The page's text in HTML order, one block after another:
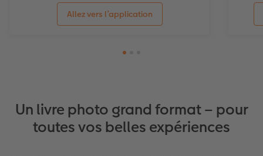
Allez vers l’application
Un livre photo grand format – pour
toutes vos belles expériences